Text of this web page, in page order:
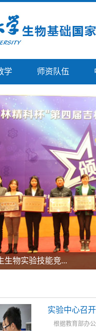
学 师资队伍
生物实验技能竞...
实验中心召
根据教育部办